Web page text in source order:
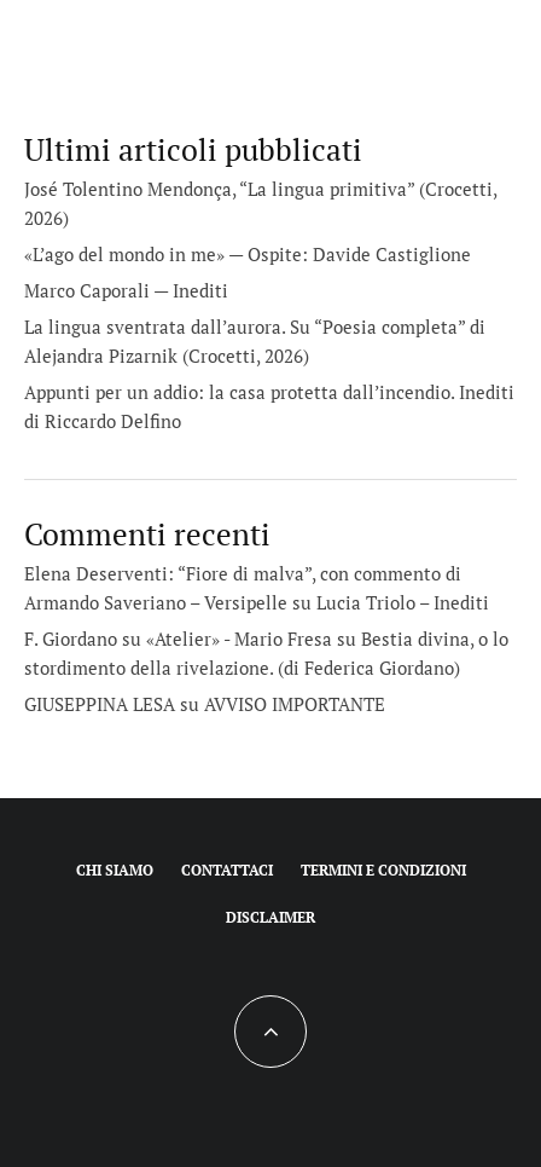
Ultimi articoli pubblicati
José Tolentino Mendonça, “La lingua primitiva” (Crocetti,
2026)
«L’ago del mondo in me» — Ospite: Davide Castiglione
Marco Caporali — Inediti
La lingua sventrata dall’aurora. Su “Poesia completa” di
Alejandra Pizarnik (Crocetti, 2026)
Appunti per un addio: la casa protetta dall’incendio. Inediti
di Riccardo Delfino
Commenti recenti
Elena Deserventi: “Fiore di malva”, con commento di
Armando Saveriano – Versipelle su Lucia Triolo – Inediti
F. Giordano su «Atelier» - Mario Fresa su Bestia divina, o lo
stordimento della rivelazione. (di Federica Giordano)
GIUSEPPINA LESA su AVVISO IMPORTANTE
CHI SIAMO CONTATTACI TERMINI E CONDIZIONI
DISCLAIMER